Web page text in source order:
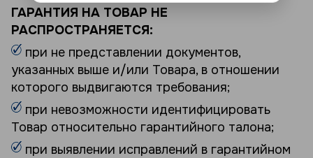
ГАРАНТИЯ НА ТОВАР НЕ
РАСПРОСТРАНЯЕТСЯ:
при не представлении документов,
указанных выше и/или Товара, в отношении
которого выдвигаются требования;
при невозможности идентифицировать
Товар относительно гарантийного талона;
при выявлении исправлений в гарантийном